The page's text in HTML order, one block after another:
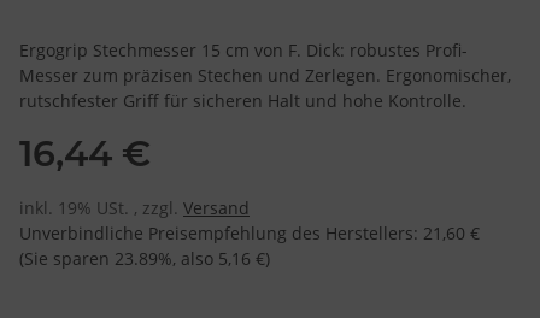
Ergogrip Stechmesser 15 cm von F. Dick: robustes Profi-
Messer zum präzisen Stechen und Zerlegen. Ergonomischer,
rutschfester Griff für sicheren Halt und hohe Kontrolle.
16,44 €
inkl. 19% USt. , zzgl. Versand
Unverbindliche Preisempfehlung des Herstellers: 21,60 €
(Sie sparen 23.89%, also 5,16 €)